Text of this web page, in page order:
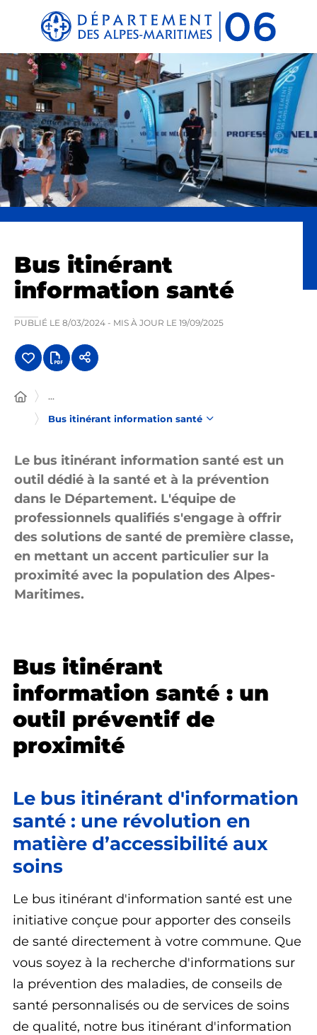
Panneau de gestion des cookies
Bus itinérant
information santé
PUBLIÉ LE 8/03/2024 - MIS À JOUR LE 19/09/2025
...
Bus itinérant information santé
Le bus itinérant information santé est un
outil dédié à la santé et à la prévention
dans le Département. L'équipe de
professionnels qualifiés s'engage à offrir
des solutions de santé de première classe,
en mettant un accent particulier sur la
proximité avec la population des Alpes-
Maritimes.
Bus itinérant
information santé : un
outil préventif de
proximité
Le bus itinérant d'information
santé : une révolution en
matière d’accessibilité aux
soins
Le bus itinérant d'information santé est une
initiative conçue pour apporter des conseils
de santé directement à votre commune. Que
vous soyez à la recherche d'informations sur
la prévention des maladies, de conseils de
santé personnalisés ou de services de soins
de qualité, notre bus itinérant d'information